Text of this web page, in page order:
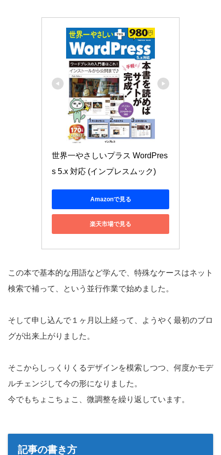
世界一やさしいプラス WordPres
s 5.x 対応 (インプレスムック)
Amazonで見る
楽天市場で見る
この本で基本的な用語など学んで、特殊なケースはネット
検索で補って、という並行作業で始めました。
そして申し込んで１ヶ月以上経って、ようやく最初のブロ
グが出来上がりました。
そこからしっくりくるデザインを模索しつつ、何度かモデ
ルチェンジして今の形になりました。
今でもちょこちょこ、微調整を繰り返しています。
記事の書き方